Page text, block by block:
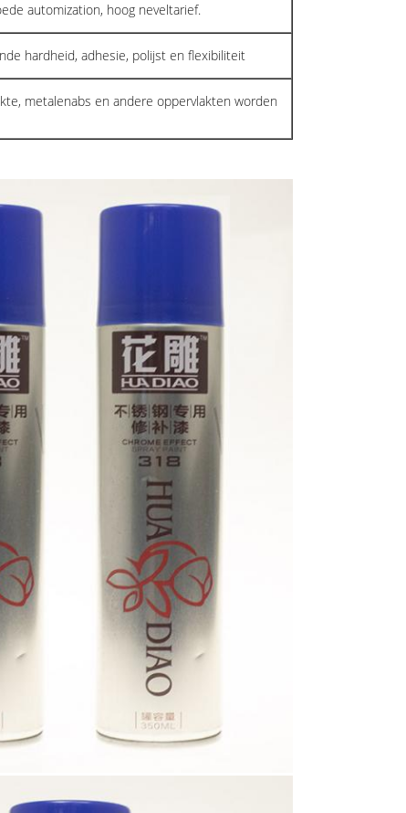
automization, hoog neveltarief.
hardheid, adhesie, polijst en flexibiliteit
metalenabs en andere oppervlakten worden